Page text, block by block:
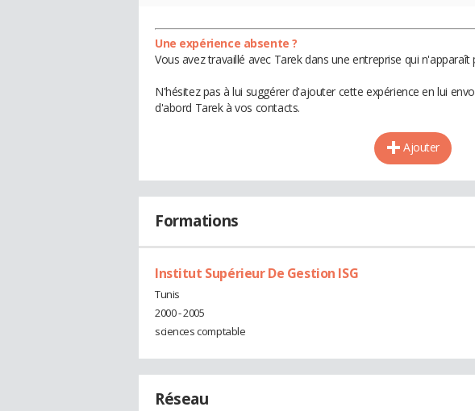
Une expérience absente ?
Vous avez travaillé avec Tarek dans une entreprise qui n'apparaît
N'hésitez pas à lui suggérer d'ajouter cette expérience en lui
d'abord Tarek à vos contacts.
Ajouter
Formations
Institut Supérieur De Gestion ISG
Tunis
2000 - 2005
sciences comptable
Réseau